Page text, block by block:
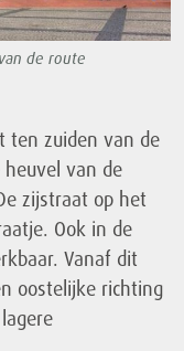
de route
ten zuiden van de
van de
zijstraat op het
Ook in de
Vanaf dit
oostelijke richting